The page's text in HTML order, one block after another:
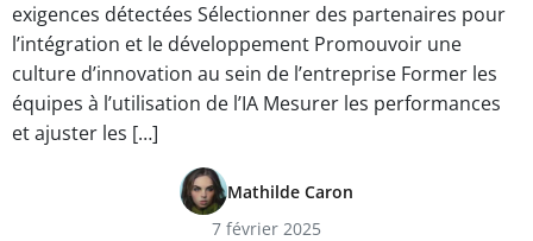
exigences détectées Sélectionner des partenaires pour
l’intégration et le développement Promouvoir une
culture d’innovation au sein de l’entreprise Former les
équipes à l’utilisation de l’IA Mesurer les performances
et ajuster les […]
Mathilde Caron
7 février 2025